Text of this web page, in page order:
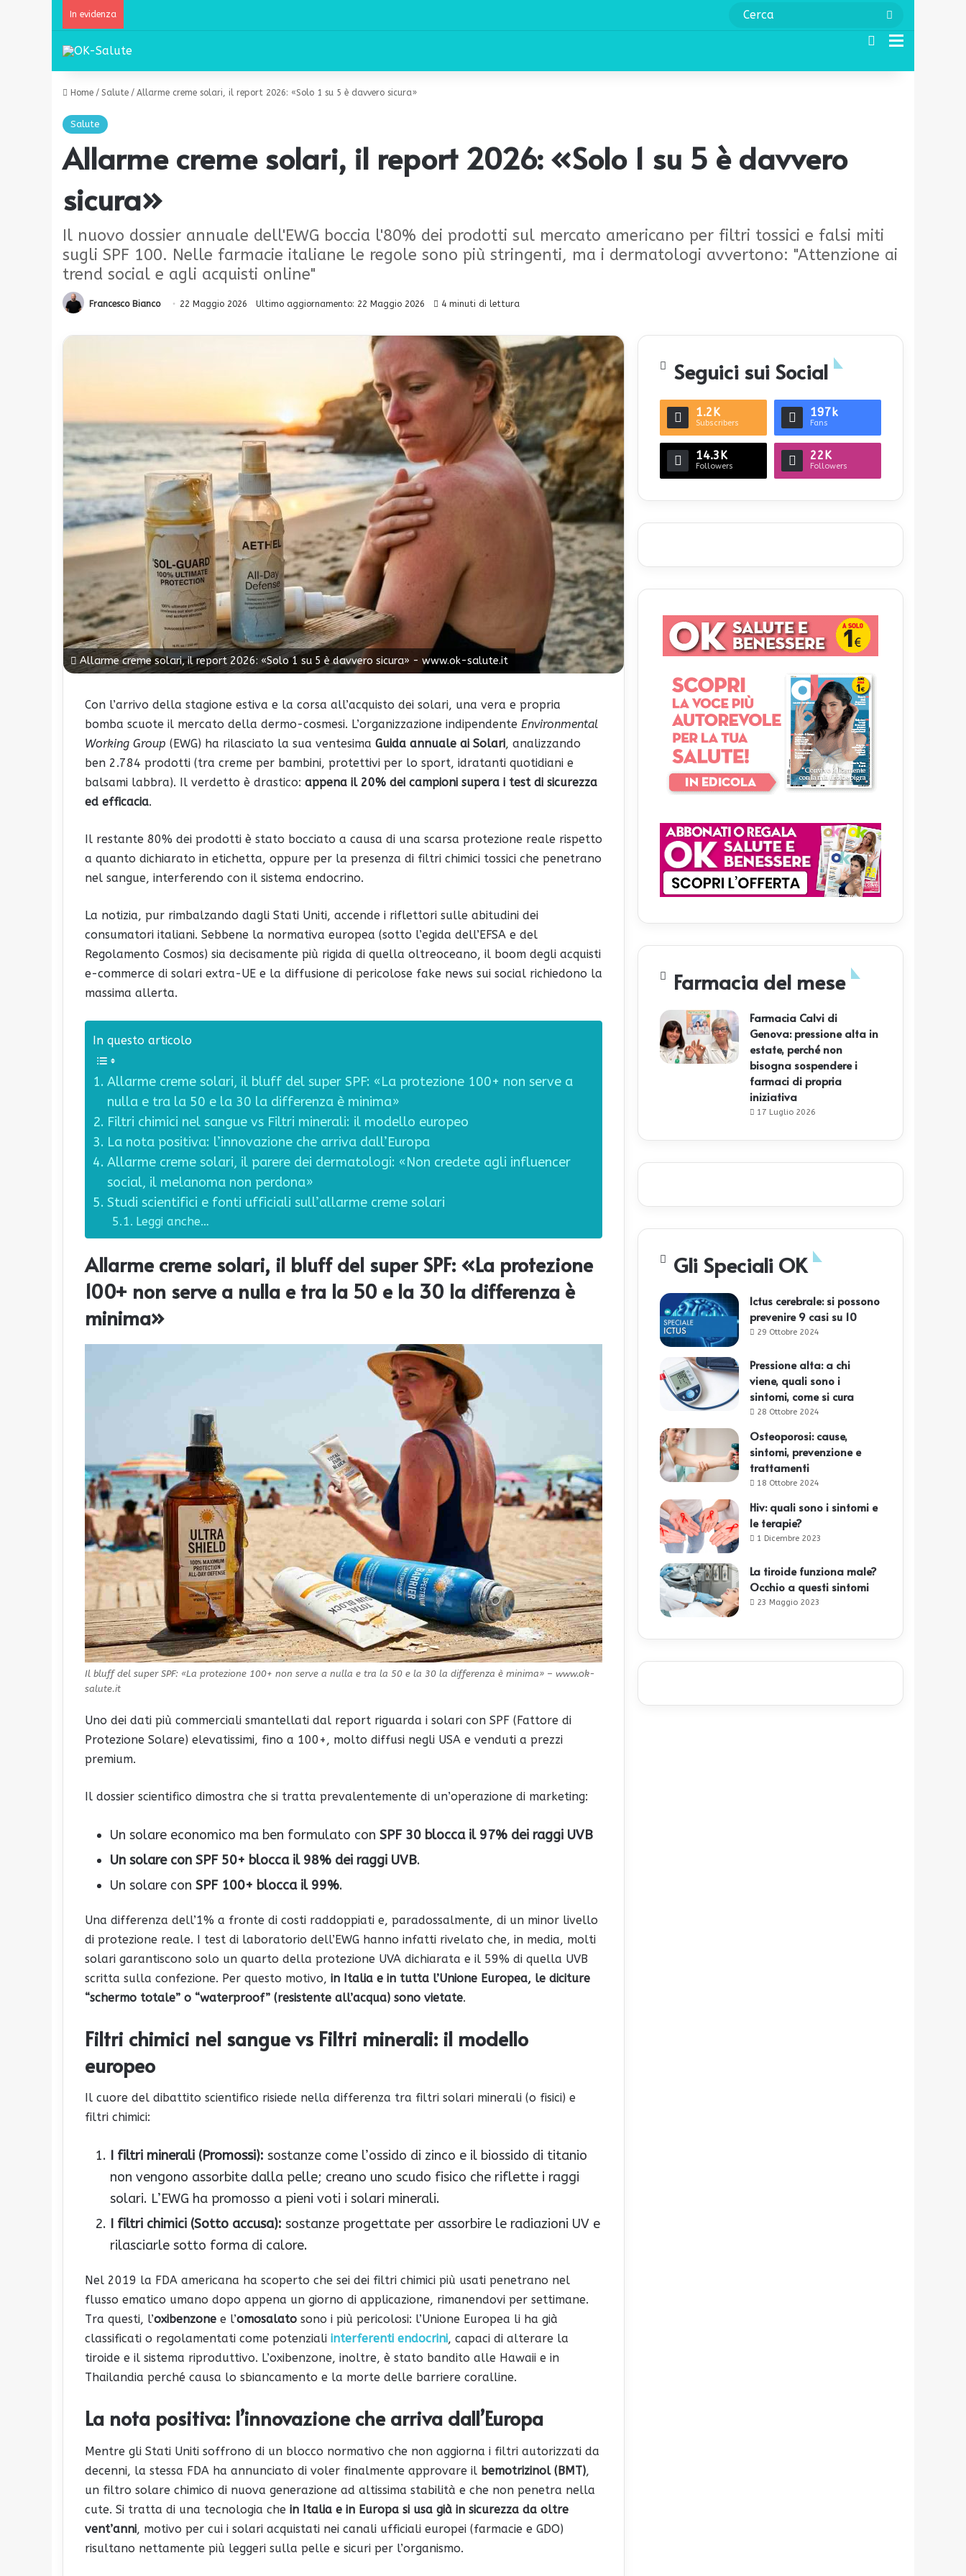
In evidenza
Cerca
Home / Salute / Allarme creme solari, il report 2026: «Solo 1 su 5 è davvero sicura»
Salute
Allarme creme solari, il report 2026: «Solo 1 su 5 è davvero
sicura»
Il nuovo dossier annuale dell'EWG boccia l'80% dei prodotti sul mercato americano per filtri tossici e falsi miti
sugli SPF 100. Nelle farmacie italiane le regole sono più stringenti, ma i dermatologi avvertono: "Attenzione ai
trend social e agli acquisti online"
Francesco Bianco 22 Maggio 2026 Ultimo aggiornamento: 22 Maggio 2026 4 minuti di lettura
Allarme creme solari, il report 2026: «Solo 1 su 5 è davvero sicura» - www.ok-salute.it
Con l’arrivo della stagione estiva e la corsa all’acquisto dei solari, una vera e propria
bomba scuote il mercato della dermo-cosmesi. L’organizzazione indipendente Environmental
Working Group (EWG) ha rilasciato la sua ventesima Guida annuale ai Solari, analizzando
ben 2.784 prodotti (tra creme per bambini, protettivi per lo sport, idratanti quotidiani e
balsami labbra). Il verdetto è drastico: appena il 20% dei campioni supera i test di sicurezza
ed efficacia.
Il restante 80% dei prodotti è stato bocciato a causa di una scarsa protezione reale rispetto
a quanto dichiarato in etichetta, oppure per la presenza di filtri chimici tossici che penetrano
nel sangue, interferendo con il sistema endocrino.
La notizia, pur rimbalzando dagli Stati Uniti, accende i riflettori sulle abitudini dei
consumatori italiani. Sebbene la normativa europea (sotto l’egida dell’EFSA e del
Regolamento Cosmos) sia decisamente più rigida di quella oltreoceano, il boom degli acquisti
e-commerce di solari extra-UE e la diffusione di pericolose fake news sui social richiedono la
massima allerta.
In questo articolo
Allarme creme solari, il bluff del super SPF: «La protezione 100+ non serve a
nulla e tra la 50 e la 30 la differenza è minima»
Filtri chimici nel sangue vs Filtri minerali: il modello europeo
La nota positiva: l’innovazione che arriva dall’Europa
Allarme creme solari, il parere dei dermatologi: «Non credete agli influencer
social, il melanoma non perdona»
Studi scientifici e fonti ufficiali sull’allarme creme solari
Leggi anche…
Allarme creme solari, il bluff del super SPF: «La protezione
100+ non serve a nulla e tra la 50 e la 30 la differenza è
minima»
Il bluff del super SPF: «La protezione 100+ non serve a nulla e tra la 50 e la 30 la differenza è minima» – www.ok-
salute.it
Uno dei dati più commerciali smantellati dal report riguarda i solari con SPF (Fattore di
Protezione Solare) elevatissimi, fino a 100+, molto diffusi negli USA e venduti a prezzi
premium.
Il dossier scientifico dimostra che si tratta prevalentemente di un’operazione di marketing:
Un solare economico ma ben formulato con SPF 30 blocca il 97% dei raggi UVB
Un solare con SPF 50+ blocca il 98% dei raggi UVB.
Un solare con SPF 100+ blocca il 99%.
Una differenza dell’1% a fronte di costi raddoppiati e, paradossalmente, di un minor livello
di protezione reale. I test di laboratorio dell’EWG hanno infatti rivelato che, in media, molti
solari garantiscono solo un quarto della protezione UVA dichiarata e il 59% di quella UVB
scritta sulla confezione. Per questo motivo, in Italia e in tutta l’Unione Europea, le diciture
“schermo totale” o “waterproof” (resistente all’acqua) sono vietate.
Filtri chimici nel sangue vs Filtri minerali: il modello
europeo
Il cuore del dibattito scientifico risiede nella differenza tra filtri solari minerali (o fisici) e
filtri chimici:
I filtri minerali (Promossi): sostanze come l’ossido di zinco e il biossido di titanio
non vengono assorbite dalla pelle; creano uno scudo fisico che riflette i raggi
solari. L’EWG ha promosso a pieni voti i solari minerali.
I filtri chimici (Sotto accusa): sostanze progettate per assorbire le radiazioni UV e
rilasciarle sotto forma di calore.
Nel 2019 la FDA americana ha scoperto che sei dei filtri chimici più usati penetrano nel
flusso ematico umano dopo appena un giorno di applicazione, rimanendovi per settimane.
Tra questi, l’oxibenzone e l’omosalato sono i più pericolosi: l’Unione Europea li ha già
classificati o regolamentati come potenziali interferenti endocrini, capaci di alterare la
tiroide e il sistema riproduttivo. L’oxibenzone, inoltre, è stato bandito alle Hawaii e in
Thailandia perché causa lo sbiancamento e la morte delle barriere coralline.
La nota positiva: l’innovazione che arriva dall’Europa
Mentre gli Stati Uniti soffrono di un blocco normativo che non aggiorna i filtri autorizzati da
decenni, la stessa FDA ha annunciato di voler finalmente approvare il bemotrizinol (BMT),
un filtro solare chimico di nuova generazione ad altissima stabilità e che non penetra nella
cute. Si tratta di una tecnologia che in Italia e in Europa si usa già in sicurezza da oltre
vent’anni, motivo per cui i solari acquistati nei canali ufficiali europei (farmacie e GDO)
risultano nettamente più leggeri sulla pelle e sicuri per l’organismo.
Seguici sui Social
1.2K
Subscribers
197k
Fans
14.3K
Followers
22K
Followers
Farmacia del mese
Farmacia Calvi di
Genova: pressione alta in
estate, perché non
bisogna sospendere i
farmaci di propria
iniziativa
17 Luglio 2026
Gli Speciali OK
Ictus cerebrale: si possono
prevenire 9 casi su 10
29 Ottobre 2024
Pressione alta: a chi
viene, quali sono i
sintomi, come si cura
28 Ottobre 2024
Osteoporosi: cause,
sintomi, prevenzione e
trattamenti
18 Ottobre 2024
Hiv: quali sono i sintomi e
le terapie?
1 Dicembre 2023
La tiroide funziona male?
Occhio a questi sintomi
23 Maggio 2023